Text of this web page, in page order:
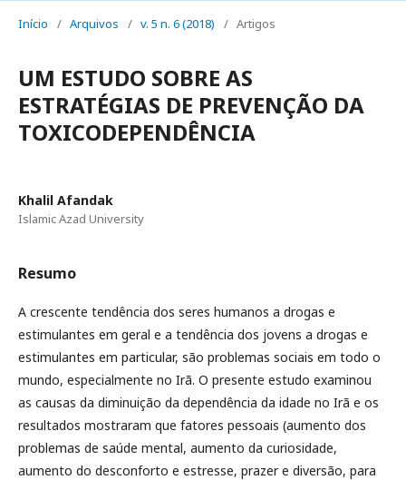
Início / Arquivos / v. 5 n. 6 (2018) / Artigos
UM ESTUDO SOBRE AS
ESTRATÉGIAS DE PREVENÇÃO DA
TOXICODEPENDÊNCIA
Khalil Afandak
Islamic Azad University
Resumo
A crescente tendência dos seres humanos a drogas e
estimulantes em geral e a tendência dos jovens a drogas e
estimulantes em particular, são problemas sociais em todo o
mundo, especialmente no Irã. O presente estudo examinou
as causas da diminuição da dependência da idade no Irã e os
resultados mostraram que fatores pessoais (aumento dos
problemas de saúde mental, aumento da curiosidade,
aumento do desconforto e estresse, prazer e diversão, para